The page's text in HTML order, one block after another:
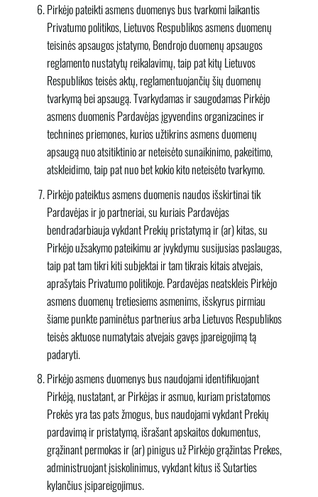
Pirkėjo pateikti asmens duomenys bus tvarkomi laikantis
Privatumo politikos, Lietuvos Respublikos asmens duomenų
teisinės apsaugos įstatymo, Bendrojo duomenų apsaugos
reglamento nustatytų reikalavimų, taip pat kitų Lietuvos
Respublikos teisės aktų, reglamentuojančių šių duomenų
tvarkymą bei apsaugą. Tvarkydamas ir saugodamas Pirkėjo
asmens duomenis Pardavėjas įgyvendins organizacines ir
technines priemones, kurios užtikrins asmens duomenų
apsaugą nuo atsitiktinio ar neteisėto sunaikinimo, pakeitimo,
atskleidimo, taip pat nuo bet kokio kito neteisėto tvarkymo.
Pirkėjo pateiktus asmens duomenis naudos išskirtinai tik
Pardavėjas ir jo partneriai, su kuriais Pardavėjas
bendradarbiauja vykdant Prekių pristatymą ir (ar) kitas, su
Pirkėjo užsakymo pateikimu ar įvykdymu susijusias paslaugas,
taip pat tam tikri kiti subjektai ir tam tikrais kitais atvejais,
aprašytais Privatumo politikoje. Pardavėjas neatskleis Pirkėjo
asmens duomenų tretiesiems asmenims, išskyrus pirmiau
šiame punkte paminėtus partnerius arba Lietuvos Respublikos
teisės aktuose numatytais atvejais gavęs įpareigojimą tą
padaryti.
Pirkėjo asmens duomenys bus naudojami identifikuojant
Pirkėją, nustatant, ar Pirkėjas ir asmuo, kuriam pristatomos
Prekės yra tas pats žmogus, bus naudojami vykdant Prekių
pardavimą ir pristatymą, išrašant apskaitos dokumentus,
grąžinant permokas ir (ar) pinigus už Pirkėjo grąžintas Prekes,
administruojant įsiskolinimus, vykdant kitus iš Sutarties
kylančius įsipareigojimus.